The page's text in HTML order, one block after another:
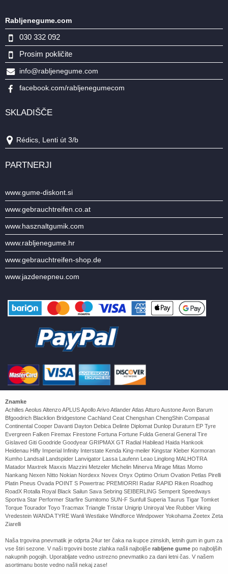
Rabljenegume.com
030 332 092
Prosim pokličite
info@rabljenegume.com
facebook.com/rabljenegumecom
SKLADIŠČE
Rédics, Lenti út 3/b
PARTNERJI
www.gume-diskont.si
www.gebrauchtreifen.co.at
www.hasznaltgumik.com
www.rabljenegume.hr
www.gebrauchtreifen-shop.de
www.jazdenepneu.com
Znamke
Achilles Aeolus Altenzo APLUS Apollo Arivo Atlander Atlas Atturo Austone Avon Barum
Bfgoodrich Blacklion Bridgestone Cachland Ceat Chengshan ChengShin Compasal
Continental Cooper Davanti Dayton Debica Delinte Diplomat Dunlop Duraturn EP Tyre
Evergreen Falken Firemax Firestone Fortuna Fortune Fulda General General Tire
Gislaved Giti Goodride Goodyear GRIPMAX GT Radial Habilead Haida Hankook
Heidenau Hifly Imperial Infinity Interstate Kenda King-meiler Kingstar Kleber Kormoran
Kumho Landsail Landspider Lanvigator Lassa Laufenn Leao Linglong MALHOTRA
Matador Maxtrek Maxxis Mazzini Metzeler Michelin Minerva Mirage Mitas Momo
Nankang Nexen Nitto Nokian Nordexx Novex Onyx Optimo Orium Ovation Petlas Pirelli
Platin Pneus Ovada POINT S Powertrac PREMIORRI Radar RAPID Riken Roadhog
RoadX Rotalla Royal Black Sailun Sava Sebring SEIBERLING Semperit Speedways
Sportiva Star Performer Starfire Sumitomo SUN-F Sunfull Superia Taurus Tigar Tomket
Torque Tourador Toyo Tracmax Triangle Tristar Unigrip Uniroyal Vee Rubber Viking
Vredestein WANDA TYRE Wanli Westlake Windforce Windpower Yokohama Zeetex Zeta
Ziarelli
Naša trgovina pnevmatik je odprta 24ur ter čaka na kupce zimskih, letnih gum in gum za
vse štiri sezone. V naši trgovini boste zlahka našli najboljše rabljene gume po najboljših
nakupnih pogojih. Uporabljate vedno ustrezno pnevmatiko za dani letni čas. V našem
asortimanu boste vedno našli nekaj zase!